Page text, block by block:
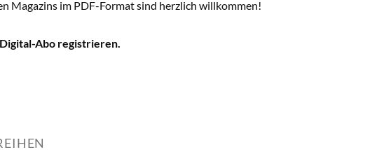
Magazins im PDF-Format sind herzlich willkommen!
Abo registrieren.